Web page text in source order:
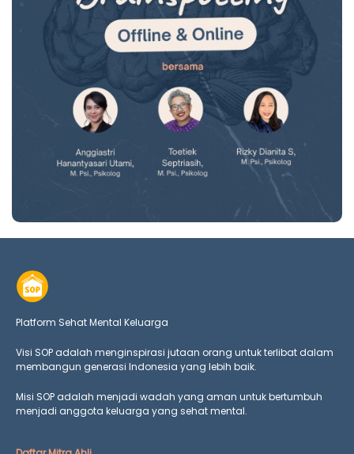
Platform Sehat Mental Keluarga
Visi SOP adalah menginspirasi jutaan orang untuk terlibat dalam
membangun generasi Indonesia yang lebih baik.
Misi SOP adalah menjadi wadah yang aman untuk bertumbuh
menjadi anggota keluarga yang sehat mental.